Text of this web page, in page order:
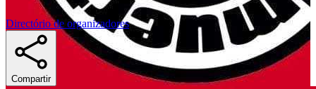
Directório de organizadores
Compartir